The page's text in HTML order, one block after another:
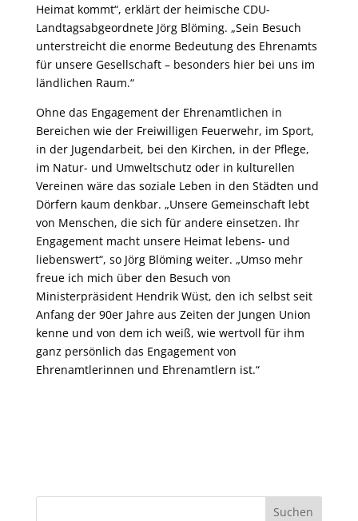
Heimat kommt“, erklärt der heimische CDU-
Landtagsabgeordnete Jörg Blöming. „Sein Besuch
unterstreicht die enorme Bedeutung des Ehrenamts
für unsere Gesellschaft – besonders hier bei uns im
ländlichen Raum.“
Ohne das Engagement der Ehrenamtlichen in
Bereichen wie der Freiwilligen Feuerwehr, im Sport,
in der Jugendarbeit, bei den Kirchen, in der Pflege,
im Natur- und Umweltschutz oder in kulturellen
Vereinen wäre das soziale Leben in den Städten und
Dörfern kaum denkbar. „Unsere Gemeinschaft lebt
von Menschen, die sich für andere einsetzen. Ihr
Engagement macht unsere Heimat lebens- und
liebenswert“, so Jörg Blöming weiter. „Umso mehr
freue ich mich über den Besuch von
Ministerpräsident Hendrik Wüst, den ich selbst seit
Anfang der 90er Jahre aus Zeiten der Jungen Union
kenne und von dem ich weiß, wie wertvoll für ihm
ganz persönlich das Engagement von
Ehrenamtlerinnen und Ehrenamtlern ist.“
Suchen